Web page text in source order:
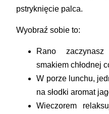
pstryknięcie palca.
Wyobraź sobie to:
Rano
smakiem chłodnej
W porze lunchu,
na słodki aromat
Wieczorem